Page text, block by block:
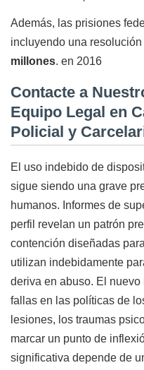
Además, las prisiones
incluyendo una
millones. en 2016
Contacte a
Equipo Legal en
Policial y
El uso indebido de
sigue siendo una grave
humanos. Informes de
perfil revelan un patrón
contención diseñadas
utilizan indebidamente
deriva en abuso. El
fallas en las políticas de
lesiones, los traumas
marcar un punto de
significativa depende de